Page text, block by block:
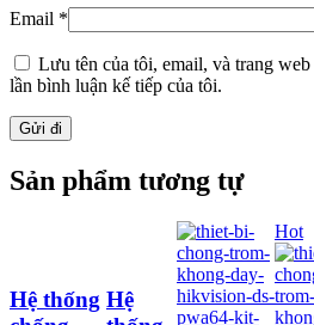
Email *
Lưu tên của tôi, email, và trang
lần bình luận kế tiếp của tôi.
Sản phẩm tương tự
Hệ thống Hệ
Hot